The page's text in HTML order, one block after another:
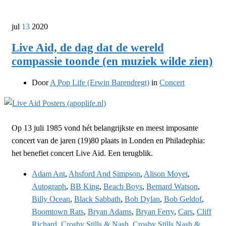
jul 13 2020
Live Aid, de dag dat de wereld
compassie toonde (en muziek wilde zien)
DoorA Pop Life (Erwin Barendregt) in Concert
Op 13 juli 1985 vond hét belangrijkste en meest imposante
concert van de jaren (19)80 plaats in Londen en Philadephia:
het benefiet concert Live Aid. Een terugblik.
Adam Ant, Ahsford And Simpson, Alison Moyet,
Autograph, BB King, Beach Boys, Bernard Watson,
Billy Ocean, Black Sabbath, Bob Dylan, Bob Geldof,
Boomtown Rats, Bryan Adams, Bryan Ferry, Cars, Cliff
Richard Crosby Stills & Nash Crosby Stills Nash &